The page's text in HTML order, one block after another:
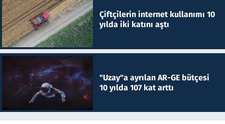
Çiftçilerin internet kullanımı 10
yılda iki katını aştı
"Uzay"a ayrılan AR-GE bütçesi
10 yılda 107 kat arttı